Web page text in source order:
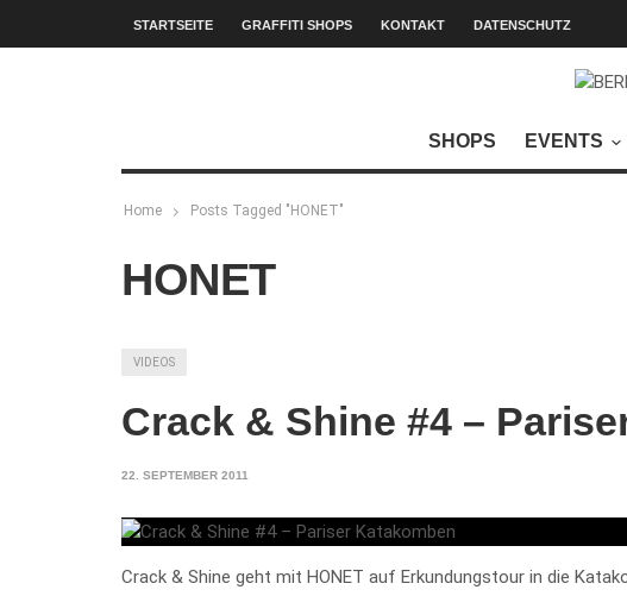
STARTSEITE GRAFFITI SHOPS KONTAKT DATENSCHUTZ
SHOPS EVENTS
Home Posts Tagged "HONET"
HONET
VIDEOS
Crack & Shine #4 –
22. SEPTEMBER 2011
Crack & Shine geht mit HONET auf Erkundungstour in die